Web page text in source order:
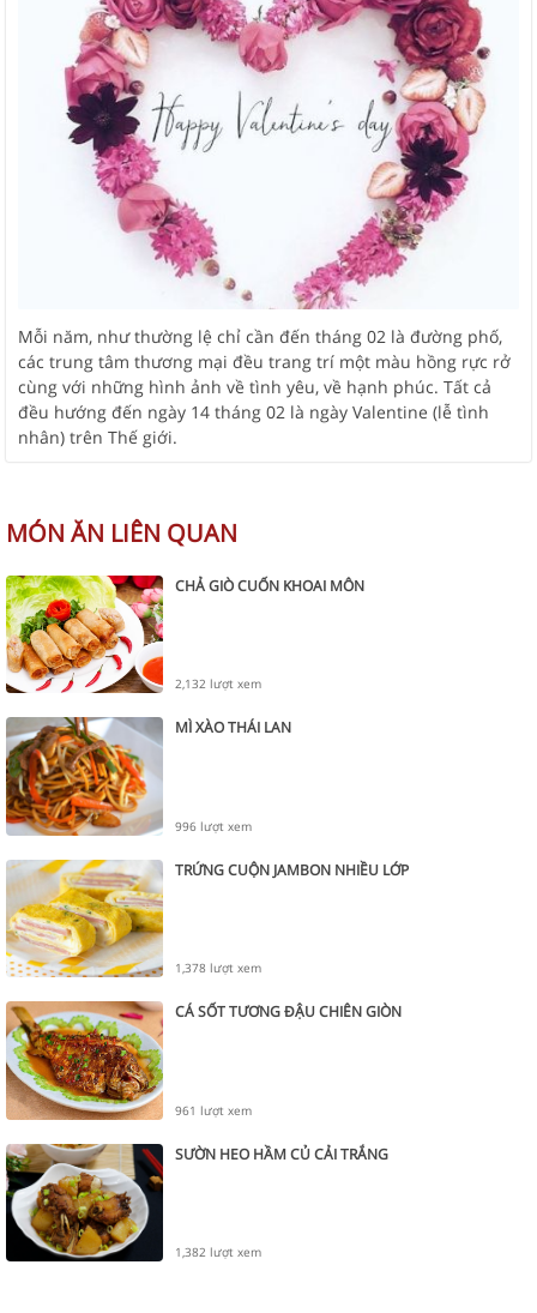
Mỗi năm, như thường lệ chỉ cần đến tháng 02 là đường phố,
các trung tâm thương mại đều trang trí một màu hồng rực rở
cùng với những hình ảnh về tình yêu, về hạnh phúc. Tất cả
đều hướng đến ngày 14 tháng 02 là ngày Valentine (lễ tình
nhân) trên Thế giới.
MÓN ĂN LIÊN QUAN
CHẢ GIÒ CUỐN KHOAI MÔN
2,132 lượt xem
MÌ XÀO THÁI LAN
996 lượt xem
TRỨNG CUỘN JAMBON NHIỀU LỚP
1,378 lượt xem
CÁ SỐT TƯƠNG ĐẬU CHIÊN GIÒN
961 lượt xem
SƯỜN HEO HẦM CỦ CẢI TRẮNG
1,382 lượt xem